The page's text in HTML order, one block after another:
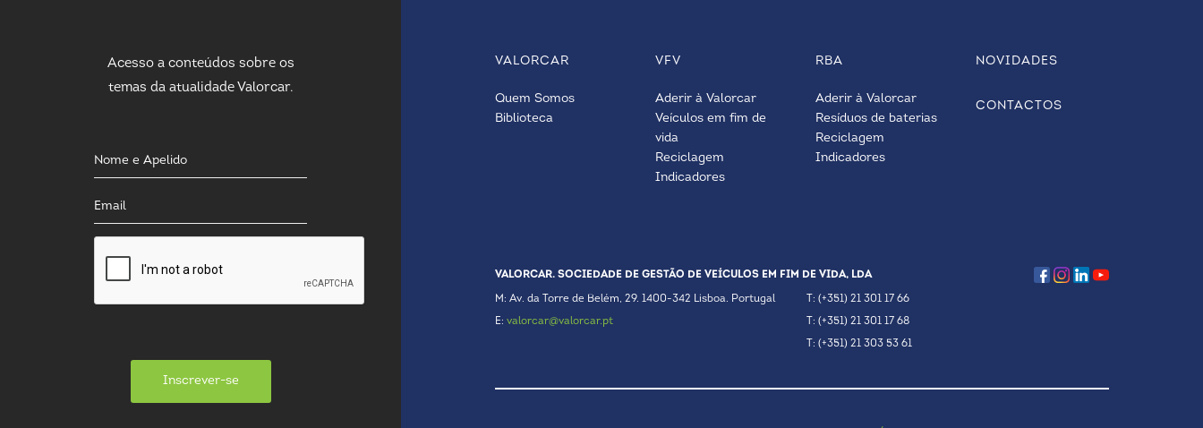
Acesso a conteúdos sobre os
temas da atualidade Valorcar.
Inscrever-se
VALORCAR
Quem Somos
Biblioteca
VFV
Aderir à Valorcar
Veículos em fim de
vida
Reciclagem
Indicadores
RBA
Aderir à Valorcar
Resíduos de baterias
Reciclagem
Indicadores
NOVIDADES
CONTACTOS
VALORCAR. SOCIEDADE DE GESTÃO DE VEÍCULOS EM FIM DE VIDA, LDA
M: Av. da Torre de Belém, 29. 1400-342 Lisboa. Portugal
E: valorcar@valorcar.pt
T: (+351) 21 301 17 66
T: (+351) 21 301 17 68
T: (+351) 21 303 53 61